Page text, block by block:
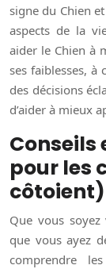
signe du Chien
aspects de la
aider le Chien à
ses faiblesses,
des décisions
d’aider à mieux
pour les
côtoient)
Que vous
que vous ayez
comprendre